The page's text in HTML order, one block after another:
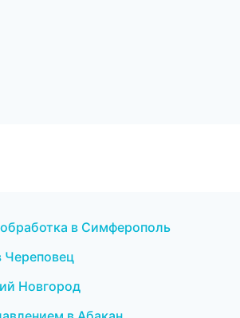
в Симферополь
Череповец
Новгород